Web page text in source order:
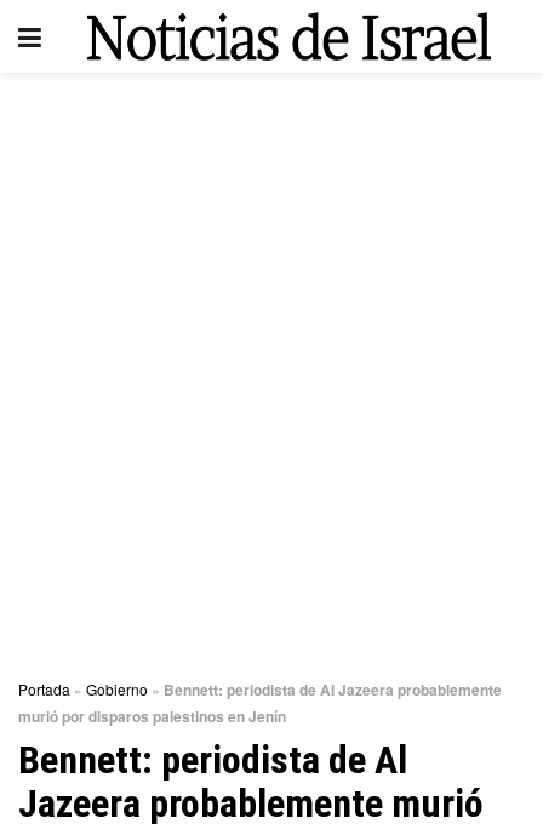
Portada » Gobierno » Bennett: periodista de Al Jazeera probablemente
murió por disparos palestinos en Jenín
Bennett: periodista de Al
Jazeera probablemente murió